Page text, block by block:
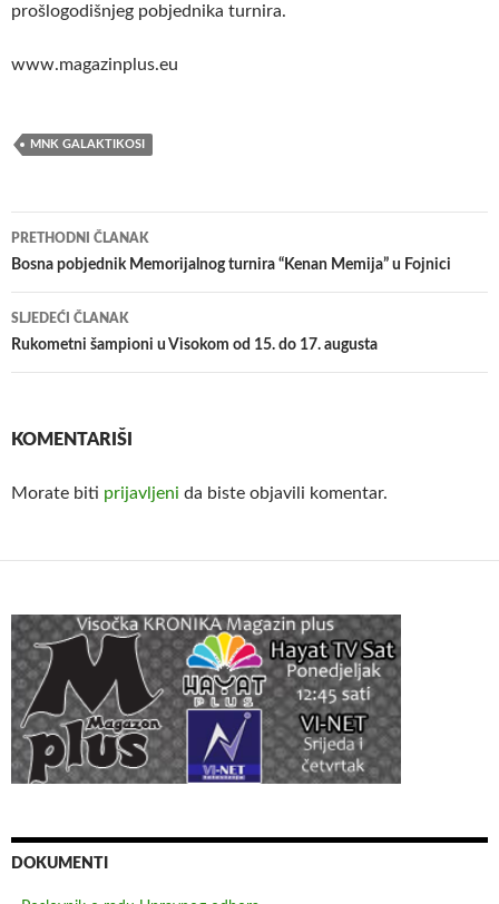
prošlogodišnjeg pobjednika turnira.
www.magazinplus.eu
MNK GALAKTIKOSI
Navigacija
članaka
PRETHODNI ČLANAK
Bosna pobjednik Memorijalnog turnira “Kenan Memija” u Fojnici
SLJEDEĆI ČLANAK
Rukometni šampioni u Visokom od 15. do 17. augusta
KOMENTARIŠI
Morate biti prijavljeni da biste objavili komentar.
DOKUMENTI